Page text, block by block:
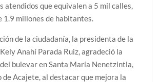
atendidos que equivalen a 5 mil calles,
1.9 millones de habitantes.
de la ciudadanía, la presidenta de la
Anahí Parada Ruiz, agradeció la
bulevar en Santa María Nenetzintla,
de Acajete, al destacar que mejora la